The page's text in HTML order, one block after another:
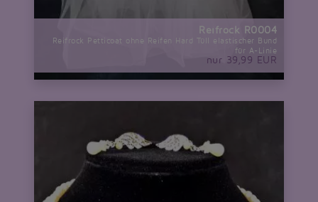
Reifrock R0004
Reifrock Petticoat ohne Reifen Hard Tüll elastischer Bund
für A-Linie
nur 39,99 EUR